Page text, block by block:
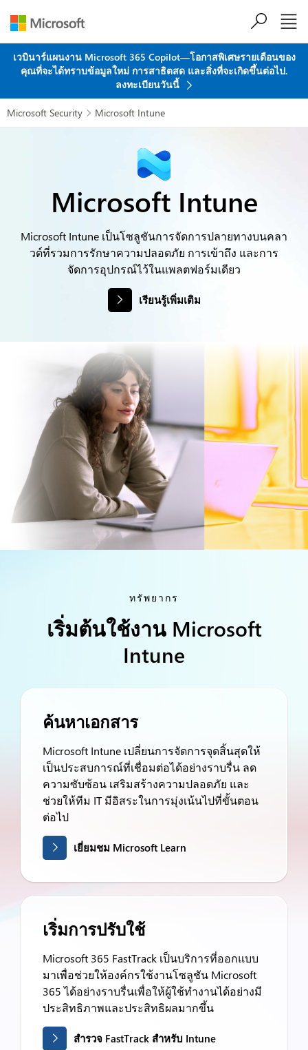
เวบินาร์แผนงาน Microsoft 365 Copilot—โอกาสพิเศษรายเดือนของ
คุณที่จะได้ทราบข้อมูลใหม่ การสาธิตสด และสิ่งที่จะเกิดขึ้นต่อไป.
ลงทะเบียนวันนี้
Microsoft Security  Microsoft Intune
Microsoft Intune
Microsoft Intune เป็นโซลูชันการจัดการปลายทางบนคลา
วด์ที่รวมการรักษาความปลอดภัย การเข้าถึง และการ
จัดการอุปกรณ์ไว้ในแพลตฟอร์มเดียว
เรียนรู้เพิ่มเติม
ทรัพยากร
เริ่มต้นใช้งาน Microsoft
Intune
ค้นหาเอกสาร
Microsoft Intune เปลี่ยนการจัดการจุดสิ้นสุดให้
เป็นประสบการณ์ที่เชื่อมต่อได้อย่างราบรื่น ลด
ความซับซ้อน เสริมสร้างความปลอดภัย และ
ช่วยให้ทีม IT มีอิสระในการมุ่งเน้นไปที่ขั้นตอน
ต่อไป
เยี่ยมชม Microsoft Learn
เริ่มการปรับใช้
Microsoft 365 FastTrack เป็นบริการที่ออกแบบ
มาเพื่อช่วยให้องค์กรใช้งานโซลูชัน Microsoft
365 ได้อย่างราบรื่นเพื่อให้ผู้ใช้ทำงานได้อย่างมี
ประสิทธิภาพและประสิทธิผลมากขึ้น
สำรวจ FastTrack สำหรับ Intune